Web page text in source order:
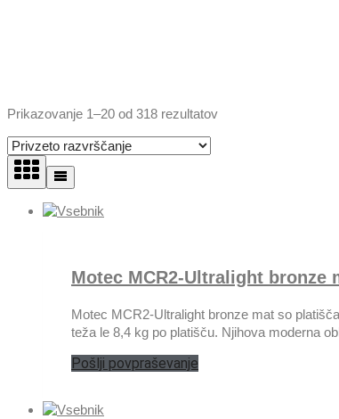
Prikazovanje 1–20 od 318 rezultatov
Motec MCR2-Ultralight bronze
Motec MCR2-Ultralight bronze mat so
teža le 8,4 kg po platišču. Njihova moderna
Pošlji povpraševanje